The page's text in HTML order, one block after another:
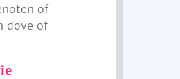
of
dove of